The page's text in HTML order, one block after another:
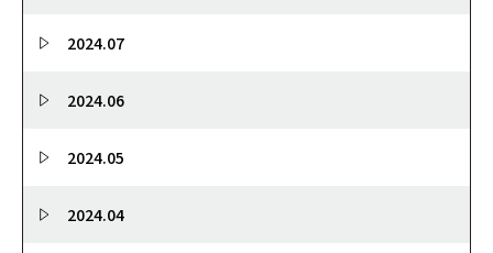
2024.07
2024.06
2024.05
2024.04